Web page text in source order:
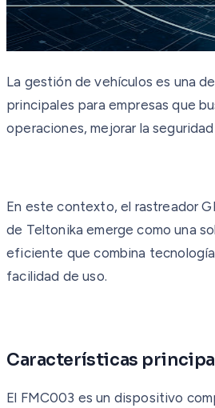
La gestión de vehículos es una
principales para empresas que
operaciones, mejorar la
En este contexto, el rastreador
de Teltonika emerge como una
eficiente que combina
facilidad de uso.
Características
El FMC003 es un dispositivo